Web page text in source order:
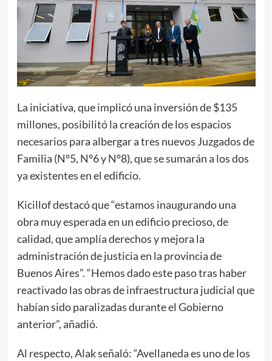
La iniciativa, que implicó una inversión de $135
millones, posibilitó la creación de los espacios
necesarios para albergar a tres nuevos Juzgados de
Familia (N°5, N°6 y N°8), que se sumarán a los dos
ya existentes en el edificio.
Kicillof destacó que “estamos inaugurando una
obra muy esperada en un edificio precioso, de
calidad, que amplía derechos y mejora la
administración de justicia en la provincia de
Buenos Aires”. “Hemos dado este paso tras haber
reactivado las obras de infraestructura judicial que
habían sido paralizadas durante el Gobierno
anterior”, añadió.
Al respecto, Alak señaló: “Avellaneda es uno de los